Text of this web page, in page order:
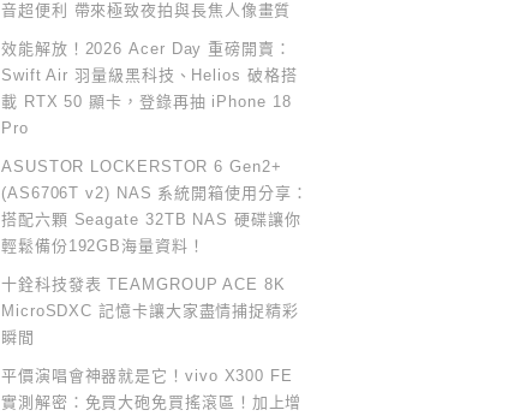
音超便利 帶來極致夜拍與長焦人像畫質
效能解放！2026 Acer Day 重磅開賣：
Swift Air 羽量級黑科技、Helios 破格搭
載 RTX 50 顯卡，登錄再抽 iPhone 18
Pro
ASUSTOR LOCKERSTOR 6 Gen2+
(AS6706T v2) NAS 系統開箱使用分享：
搭配六顆 Seagate 32TB NAS 硬碟讓你
輕鬆備份192GB海量資料！
十銓科技發表 TEAMGROUP ACE 8K
MicroSDXC 記憶卡讓大家盡情捕捉精彩
瞬間
平價演唱會神器就是它！vivo X300 FE
實測解密：免買大砲免買搖滾區！加上增